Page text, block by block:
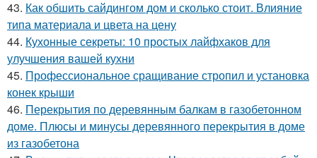
43. Как обшить сайдингом дом и сколько стоит. Влияние
типа материала и цвета на цену
44. Кухонные секреты: 10 простых лайфхаков для
улучшения вашей кухни
45. Профессиональное сращивание стропил и установка
конек крыши
46. Перекрытия по деревянным балкам в газобетонном
доме. Плюсы и минусы деревянного перекрытия в доме
из газобетона